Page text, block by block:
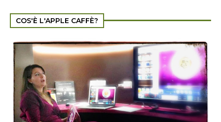
COS'È L'APPLE CAFFÈ?